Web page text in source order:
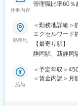
増えていきます
（4）パソコン
検査の結果を記
す。パソコン
（5）チームで
治験は医師、看
進めるので、
仕事内容
管理職比率60％
や私たちの
あります。今
ポートを担う
・治験被験者
・治験担当医師
・検査／投薬
※職場は基本的
勤務地
＜勤務地詳細＞
エクセルワード
策：屋内全面禁
【最寄り駅】
静岡駅、新静岡
給与
＜予定年収＞
＜賃金内訳＞月